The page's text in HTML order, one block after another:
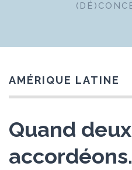
AMÉRIQUE LATINE
Quand deux